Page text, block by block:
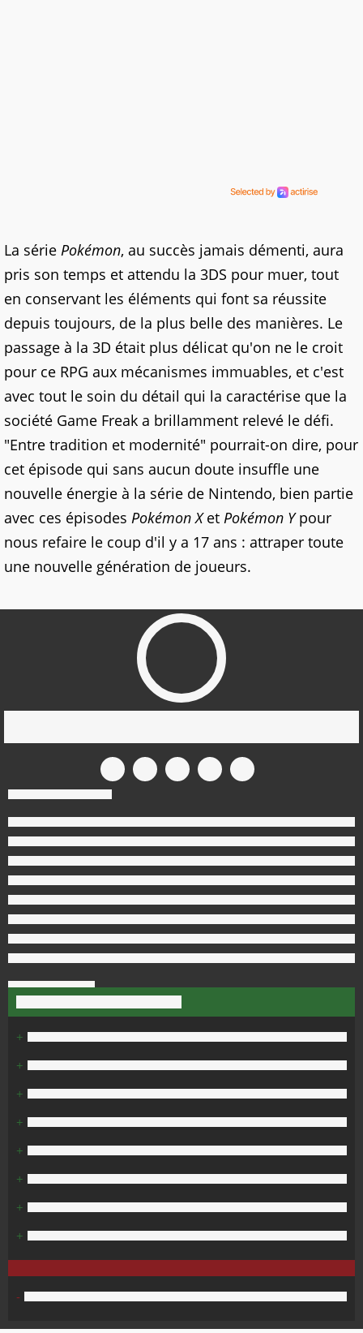
La série Pokémon, au succès jamais démenti, aura
pris son temps et attendu la 3DS pour muer, tout
en conservant les éléments qui font sa réussite
depuis toujours, de la plus belle des manières. Le
passage à la 3D était plus délicat qu'on ne le croit
pour ce RPG aux mécanismes immuables, et c'est
avec tout le soin du détail qui la caractérise que la
société Game Freak a brillamment relevé le défi.
"Entre tradition et modernité" pourrait-on dire, pour
cet épisode qui sans aucun doute insuffle une
nouvelle énergie à la série de Nintendo, bien partie
avec ces épisodes Pokémon Xet Pokémon Ypour
nous refaire le coup d'il y a 17 ans : attraper toute
une nouvelle génération de joueurs.
+
+
+
+
+
+
+
+
-